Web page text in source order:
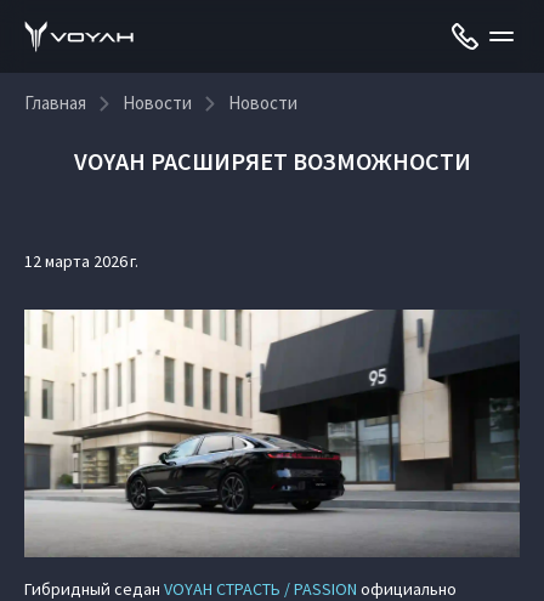
Главная Новости Новости
VOYAH РАСШИРЯЕТ ВОЗМОЖНОСТИ
12 марта 2026 г.
Гибридный седан VOYAH СТРАСТЬ / PASSION официально